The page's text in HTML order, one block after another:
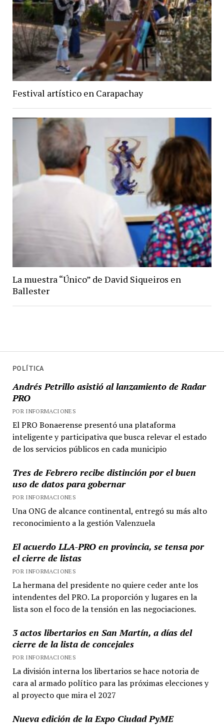
POLÍTICA
Andrés Petrillo asistió al lanzamiento de Radar
PRO
POR INFORMACIONES
El PRO Bonaerense presentó una plataforma
inteligente y participativa que busca relevar el estado
de los servicios públicos en cada municipio
Tres de Febrero recibe distinción por el buen
uso de datos para gobernar
POR INFORMACIONES
Una ONG de alcance continental, entregó su más alto
reconocimiento a la gestión Valenzuela
El acuerdo LLA-PRO en provincia, se tensa por
el cierre de listas
POR INFORMACIONES
La hermana del presidente no quiere ceder ante los
intendentes del PRO. La proporción y lugares en la
lista son el foco de la tensión en las negociaciones.
3 actos libertarios en San Martín, a días del
cierre de la lista de concejales
POR INFORMACIONES
La división interna los libertarios se hace notoria de
cara al armado político para las próximas elecciones y
al proyecto que mira el 2027
Nueva edición de la Expo Ciudad PyME
Festival artístico en Carapachay
La muestra “Único” de David Siqueiros en
Ballester